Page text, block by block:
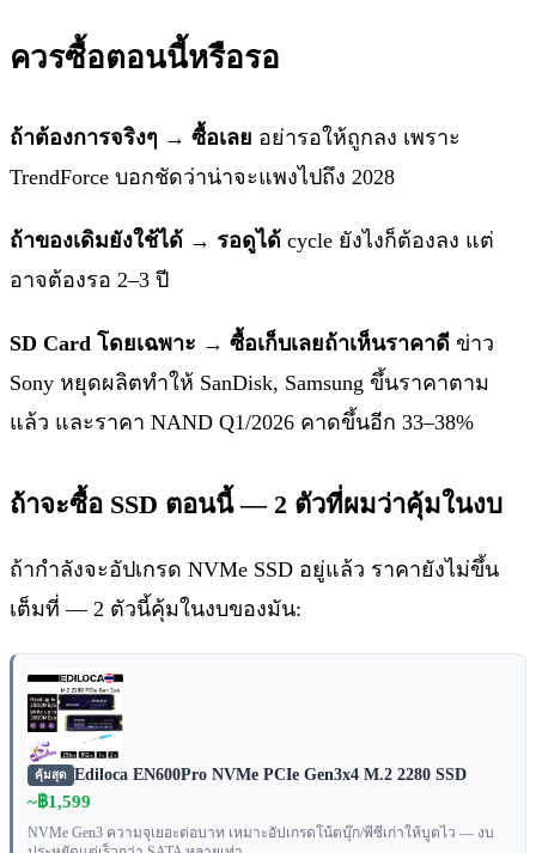
ควรซื้อตอนนี้หรือรอ
ถ้าต้องการจริงๆ → ซื้อเลย อย่ารอให้ถูกลง เพราะ
TrendForce บอกชัดว่าน่าจะแพงไปถึง 2028
ถ้าของเดิมยังใช้ได้ → รอดูได้ cycle ยังไงก็ต้องลง แต่
อาจต้องรอ 2–3 ปี
SD Card โดยเฉพาะ → ซื้อเก็บเลยถ้าเห็นราคาดี ข่าว
Sony หยุดผลิตทำให้ SanDisk, Samsung ขึ้นราคาตาม
แล้ว และราคา NAND Q1/2026 คาดขึ้นอีก 33–38%
ถ้าจะซื้อ SSD ตอนนี้ — 2 ตัวที่ผมว่าคุ้มในงบ
ถ้ากำลังจะอัปเกรด NVMe SSD อยู่แล้ว ราคายังไม่ขึ้น
เต็มที่ — 2 ตัวนี้คุ้มในงบของมัน:
คุ้มสุด Ediloca EN600Pro NVMe PCIe Gen3x4 M.2 2280 SSD
~฿1,599
NVMe Gen3 ความจุเยอะต่อบาท เหมาะอัปเกรดโน้ตบุ๊ก/พีซีเก่าให้บูตไว — งบ